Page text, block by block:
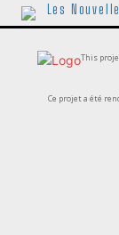
Les
This
Ce projet a été